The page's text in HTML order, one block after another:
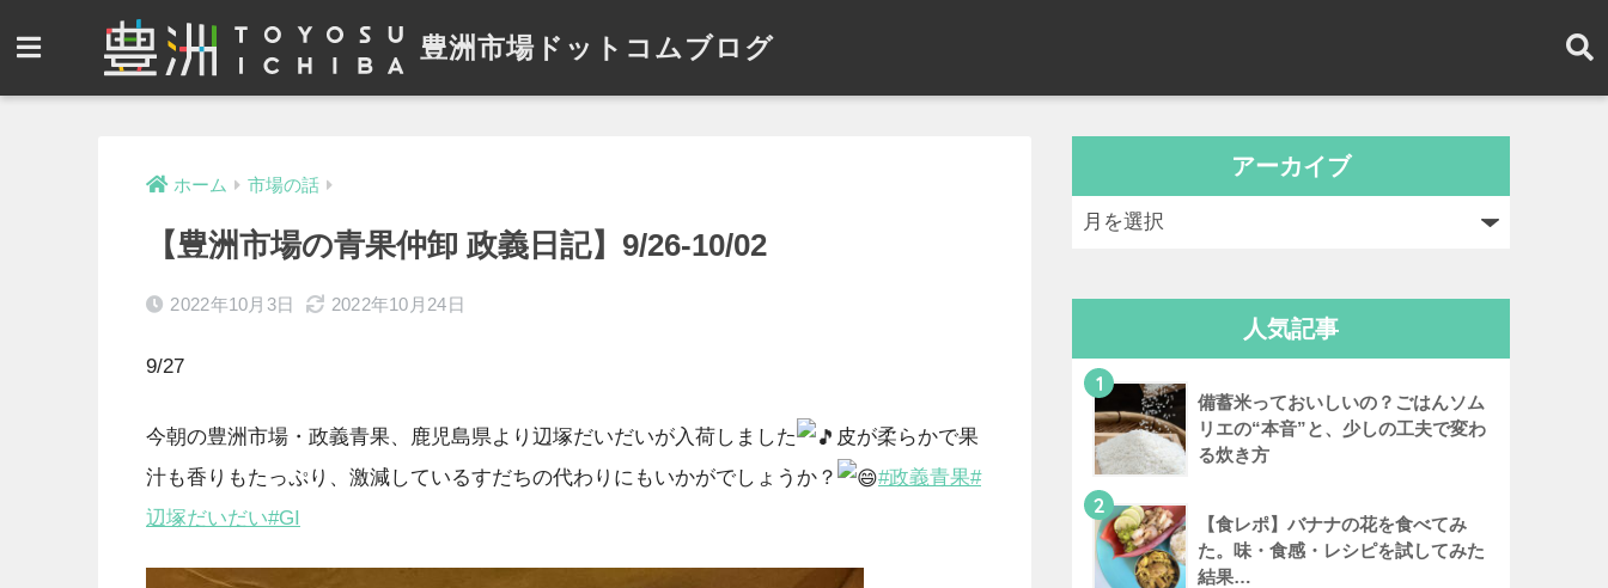
豊洲市場ドットコムブログ
ホーム 市場の話
【豊洲市場の青果仲卸 政義日記】9/26-10/02
2022年10月3日 2022年10月24日
9/27
今朝の豊洲市場・政義青果、鹿児島県より辺塚だいだいが入荷しました
皮が柔らかで果
汁も香りもたっぷり、激減しているすだちの代わりにもいかがでしょうか？
#政義青果#
辺塚だいだい#GI
アーカイブ
人気記事
1
備蓄米っておいしいの？ごはんソム
リエの“本音”と、少しの工夫で変わ
る炊き方
2
【食レポ】バナナの花を食べてみ
た。味・食感・レシピを試してみた
結果…